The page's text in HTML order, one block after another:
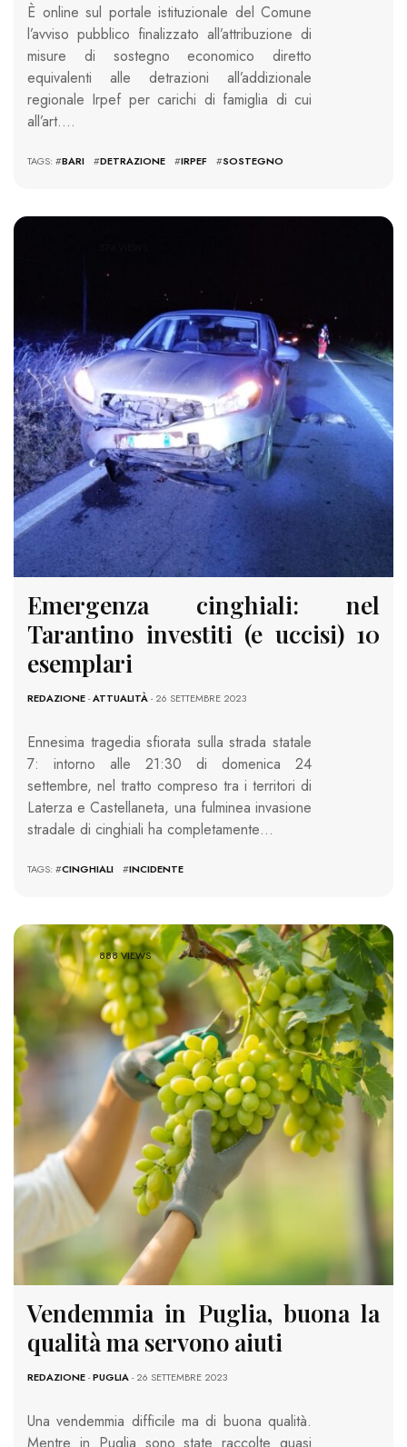
È online sul portale istituzionale del Comune
l’avviso pubblico finalizzato all’attribuzione di
misure di sostegno economico diretto
equivalenti alle detrazioni all’addizionale
regionale Irpef per carichi di famiglia di cui
all’art….
TAGS: #BARI #DETRAZIONE #IRPEF #SOSTEGNO
Emergenza cinghiali: nel
Tarantino investiti (e uccisi) 10
esemplari
REDAZIONE-ATTUALITÀ- 26 SETTEMBRE 2023
Ennesima tragedia sfiorata sulla strada statale
7: intorno alle 21:30 di domenica 24
settembre, nel tratto compreso tra i territori di
Laterza e Castellaneta, una fulminea invasione
stradale di cinghiali ha completamente…
TAGS: #CINGHIALI #INCIDENTE
888 VIEWS
Vendemmia in Puglia, buona la
qualità ma servono aiuti
REDAZIONE-PUGLIA- 26 SETTEMBRE 2023
Una vendemmia difficile ma di buona qualità.